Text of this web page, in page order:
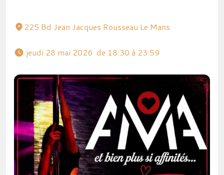
225 Bd Jean Jacques Rousseau Le Mans
jeudi 28 mai 2026  de 18:30 à 23:59